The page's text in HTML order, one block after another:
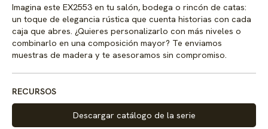
Imagina este EX2553 en tu salón, bodega o rincón de catas:
un toque de elegancia rústica que cuenta historias con cada
caja que abres. ¿Quieres personalizarlo con más niveles o
combinarlo en una composición mayor? Te enviamos
muestras de madera y te asesoramos sin compromiso.
RECURSOS
Descargar catálogo de la serie